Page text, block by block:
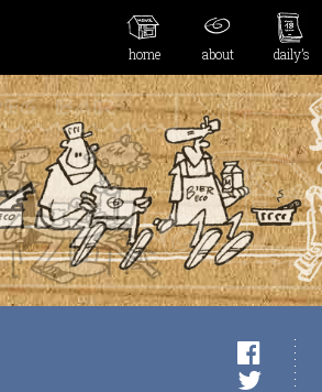
home about daily’s